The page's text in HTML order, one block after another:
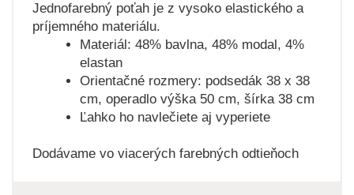
Jednofarebný poťah je z vysoko elastického a
príjemného materiálu.
Materiál: 48% bavlna, 48% modal, 4%
elastan
Orientačné rozmery: podsedák 38 x 38
cm, operadlo výška 50 cm, šírka 38 cm
Ľahko ho navlečiete aj vyperiete
Dodávame vo viacerých farebných odtieňoch